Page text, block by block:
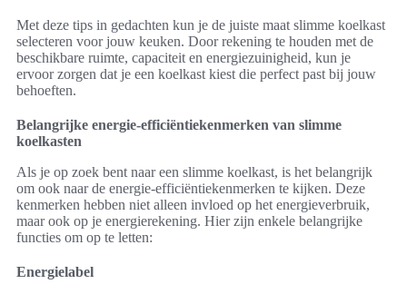
Met deze tips in gedachten kun je de juiste maat slimme koelkast
selecteren voor jouw keuken. Door rekening te houden met de
beschikbare ruimte, capaciteit en energiezuinigheid, kun je
ervoor zorgen dat je een koelkast kiest die perfect past bij jouw
behoeften.
Belangrijke energie-efficiëntiekenmerken van slimme
koelkasten
Als je op zoek bent naar een slimme koelkast, is het belangrijk
om ook naar de energie-efficiëntiekenmerken te kijken. Deze
kenmerken hebben niet alleen invloed op het energieverbruik,
maar ook op je energierekening. Hier zijn enkele belangrijke
functies om op te letten:
Energielabel